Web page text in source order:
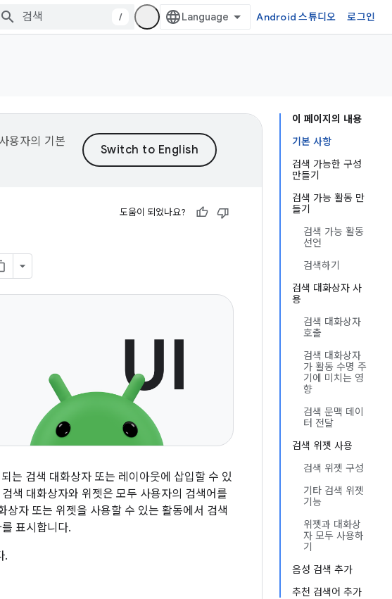
/ Android 스튜디오 로그인
이 페이지의 내용
기본 사항
검색 가능한 구성
만들기
검색 가능 활동 만
들기
검색 가능 활동
선언
검색하기
검색 대화상자 사
용
검색 대화상자
호출
검색 대화상자
가 활동 수명 주
기에 미치는 영
향
검색 문맥 데이
터 전달
검색 위젯 사용
검색 위젯 구성
기타 검색 위젯
기능
위젯과 대화상
자 모두 사용하
기
음성 검색 추가
추천 검색어 추가
용자의 기본
도움이 되었나요?
는 검색 대화상자 또는 레이아웃에 삽입할 수 있
색 대화상자와 위젯은 모두 사용자의 검색어를
자 또는 위젯을 사용할 수 있는 활동에서 검색
표시합니다.
.